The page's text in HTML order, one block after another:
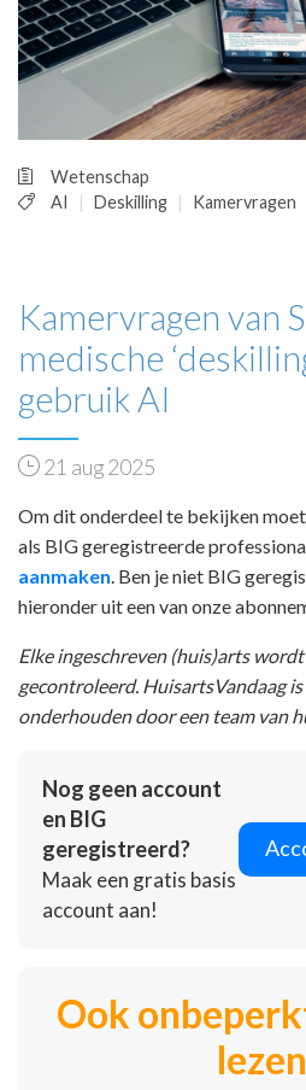
TARIEVEN
MEDISCHE
INLOGGEN
REGISTRATIE
Wetenschap
AI
Deskilling Kamervragen
Kamervragen van
medische
gebruik AI
21 aug 2025
Om dit onderdeel te bekijken
als BIG geregistreerde
aanmaken. Ben je niet BIG
hieronder uit een van onze
Elke ingeschreven (huis)arts
gecontroleerd. HuisartsVandaag
onderhouden door een team van
Nog geen account
en BIG
geregistreerd?
Maak een gratis basis
account aan!
Ook